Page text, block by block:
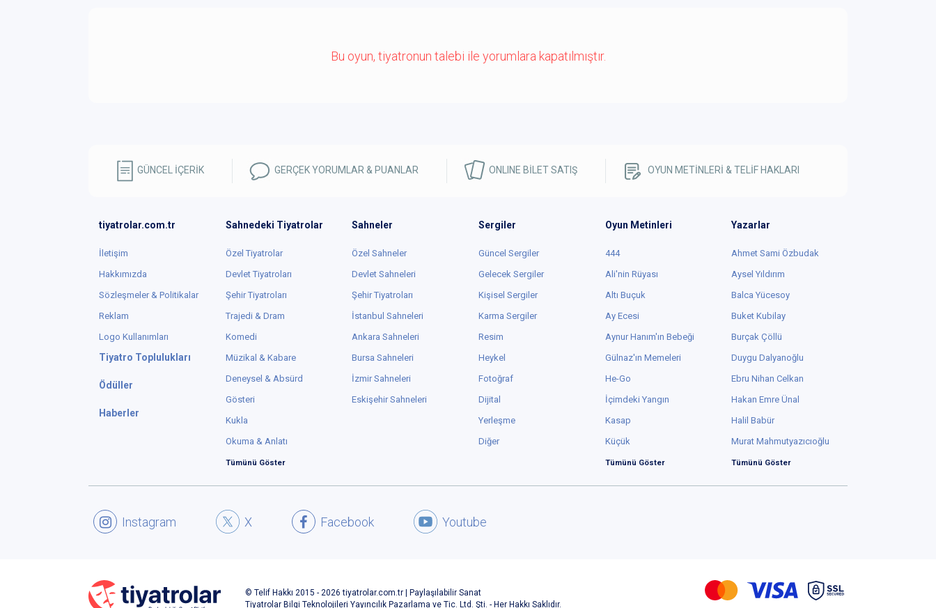
Bu oyun, tiyatronun talebi ile yorumlara kapatılmıştır.
GÜNCEL İÇERİK GERÇEK YORUMLAR & PUANLAR ONLINE BİLET SATIŞ OYUN METİNLERİ & TELİF HAKLARI
tiyatrolar.com.tr
İletişim
Hakkımızda
Sözleşmeler & Politikalar
Reklam
Logo Kullanımları
Tiyatro Toplulukları
Ödüller
Haberler
Sahnedeki Tiyatrolar
Özel Tiyatrolar
Devlet Tiyatroları
Şehir Tiyatroları
Trajedi & Dram
Komedi
Müzikal & Kabare
Deneysel & Absürd
Gösteri
Kukla
Okuma & Anlatı
Tümünü Göster
Sahneler
Özel Sahneler
Devlet Sahneleri
Şehir Tiyatroları
İstanbul Sahneleri
Ankara Sahneleri
Bursa Sahneleri
İzmir Sahneleri
Eskişehir Sahneleri
Sergiler
Güncel Sergiler
Gelecek Sergiler
Kişisel Sergiler
Karma Sergiler
Resim
Heykel
Fotoğraf
Dijital
Yerleşme
Diğer
Oyun Metinleri
444
Ali'nin Rüyası
Altı Buçuk
Ay Ecesi
Aynur Hanım'ın Bebeği
Gülnaz'ın Memeleri
He-Go
İçimdeki Yangın
Kasap
Küçük
Tümünü Göster
Yazarlar
Ahmet Sami Özbudak
Aysel Yıldırım
Balca Yücesoy
Buket Kubilay
Burçak Çöllü
Duygu Dalyanoğlu
Ebru Nihan Celkan
Hakan Emre Ünal
Halil Babür
Murat Mahmutyazıcıoğlu
Tümünü Göster
Youtube
Facebook
X
Instagram
© Telif Hakkı 2015 - 2026 tiyatrolar.com.tr | Paylaşılabilir Sanat
Tiyatrolar Bilgi Teknolojileri Yayıncılık Pazarlama ve Tic. Ltd. Şti. - Her Hakkı Saklıdır.